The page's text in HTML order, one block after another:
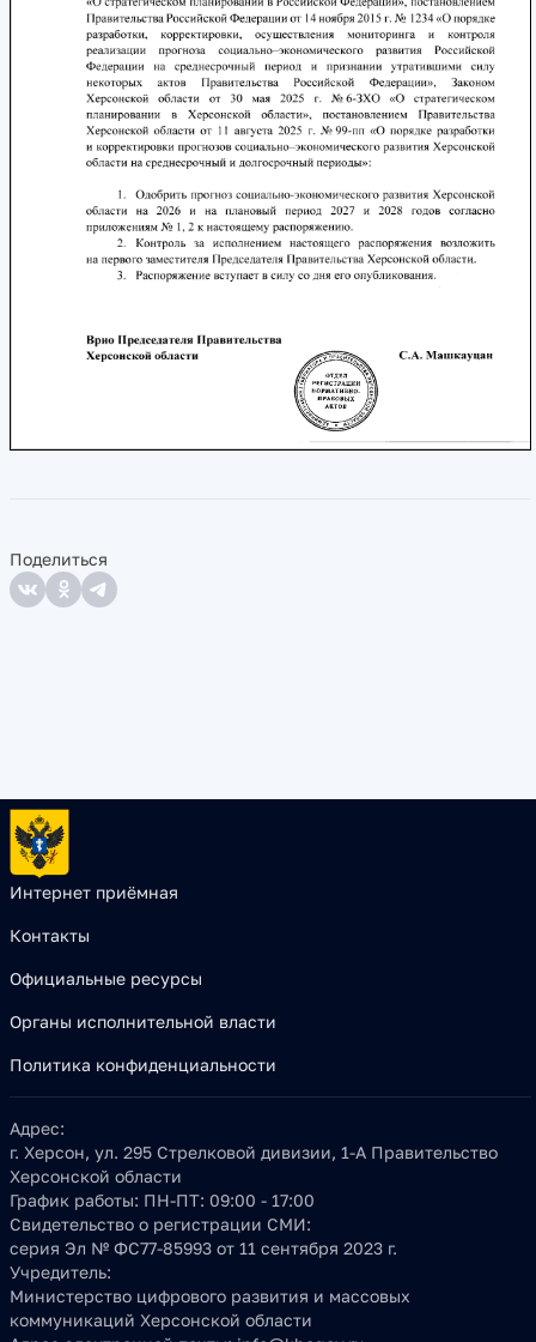
Поделиться
Интернет приёмная
Контакты
Официальные ресурсы
Органы исполнительной власти
Политика конфиденциальности
Адрес:
г. Херсон, ул. 295 Стрелковой дивизии, 1-А Правительство
Херсонской области
График работы: ПН-ПТ: 09:00 - 17:00
Свидетельство о регистрации СМИ:
серия Эл № ФС77-85993 от 11 сентября 2023 г.
Учредитель:
Министерство цифрового развития и массовых
коммуникаций Херсонской области